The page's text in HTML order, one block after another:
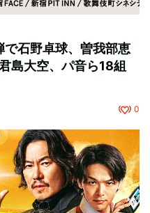
石野卓球、曽我部恵
島大空、パ音ら18組
0